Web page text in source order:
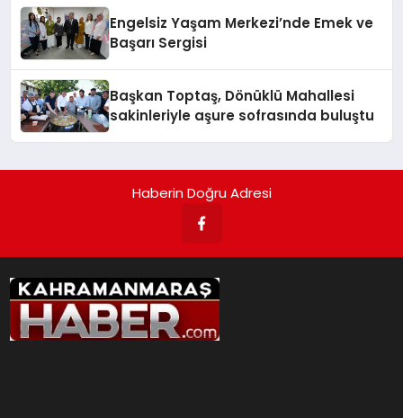
Engelsiz Yaşam Merkezi’nde Emek ve
Başarı Sergisi
Başkan Toptaş, Dönüklü Mahallesi
sakinleriyle aşure sofrasında buluştu
Haberin Doğru Adresi